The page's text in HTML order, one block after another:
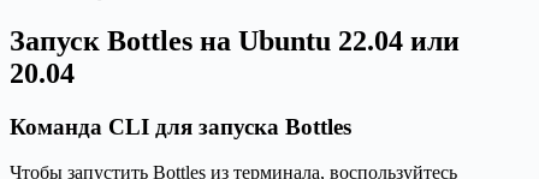
Запуск Bottles на Ubuntu 22.04 или
20.04
Команда CLI для запуска Bottles
Чтобы запустить Bottles из терминала, воспользуйтесь